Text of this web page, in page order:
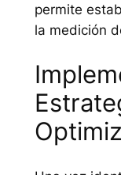
permite
la medición